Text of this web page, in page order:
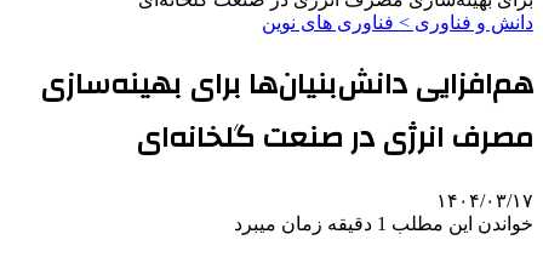
دانش و فناوری > فناوری های نوین
هم‌افزایی دانش‌بنیان‌ها برای بهینه‌سازی
مصرف انرژی در صنعت گلخانه‌ای
۱۴۰۴/۰۳/۱۷
خواندن این مطلب 1 دقیقه زمان میبرد